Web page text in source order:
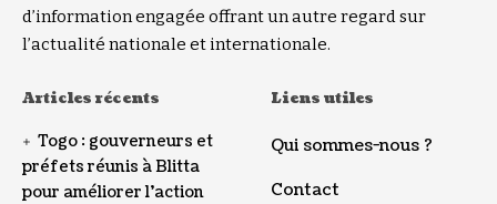
d’information engagée offrant un autre regard sur
l’actualité nationale et internationale.
Articles récents
Togo : gouverneurs et
préfets réunis à Blitta
pour améliorer l’action
Liens utiles
Qui sommes-nous ?
Contact